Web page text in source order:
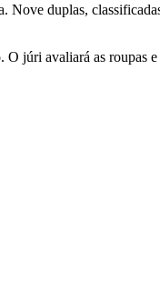
duplas,
júri avaliará as roupas